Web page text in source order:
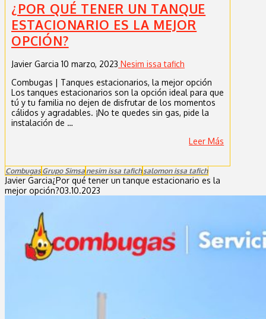
¿POR QUÉ TENER UN TANQUE
ESTACIONARIO ES LA MEJOR
OPCIÓN?
Javier Garcia 10 marzo, 2023 Nesim issa tafich
Combugas | Tanques estacionarios, la mejor opción
Los tanques estacionarios son la opción ideal para que
tú y tu familia no dejen de disfrutar de los momentos
cálidos y agradables. ¡No te quedes sin gas, pide la
instalación de …
Leer Más
Combugas Grupo Simsa nesim issa tafich salomon issa tafich
Javier Garcia¿Por qué tener un tanque estacionario es la
mejor opción?03.10.2023